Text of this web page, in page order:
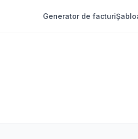
Generator de facturi